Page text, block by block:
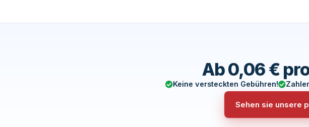
Ab 0,06 €
Keine versteckten Gebühren!
Sehen sie unsere